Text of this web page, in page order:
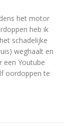
het motor
heb ik
schadelijke
weghaalt en
een Youtube
oordoppen te